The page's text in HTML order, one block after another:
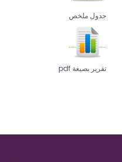
جدول ملخص
تقرير بصيغة pdf